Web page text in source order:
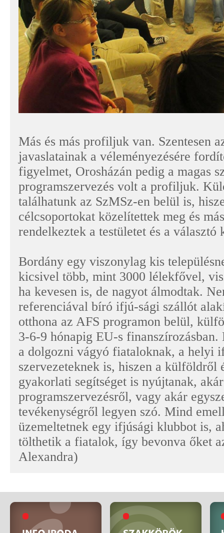
Más és más profiljuk van. Szentesen
javaslatainak a véleményezésére
figyelmet, Orosházán pedig a magas
programszervezés volt a profiljuk.
találhatunk az SzMSz-en belül is,
célcsoportokat közelítettek meg és
rendelkeztek a testületet és a
Bordány egy viszonylag kis
kicsivel több, mint 3000 lélekfővel,
ha kevesen is, de nagyot álmodtak.
referenciával bíró ifjú-sági szállót
otthona az AFS programon belül,
3-6-9 hónapig EU-s finanszírozásban.
a dolgozni vágyó fiataloknak, a helyi
szervezeteknek is, hiszen a külföldről
gyakorlati segítséget is nyújtanak,
programszervezésről, vagy akár
tevékenységről legyen szó. Mind
üzemeltetnek egy ifjúsági klubbot is,
tölthetik a fiatalok, így bevonva őket
Alexandra)